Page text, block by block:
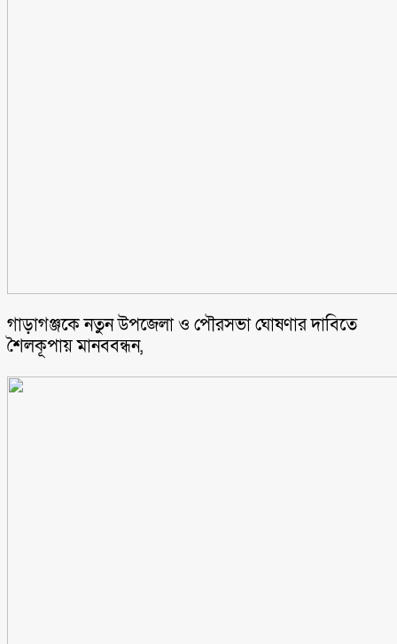
গাড়াগঞ্জকে নতুন উপজেলা ও পৌরসভা ঘোষণার দাবিতে
শৈলকূপায় মানববন্ধন,